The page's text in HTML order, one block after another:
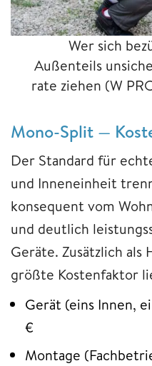
Wer sich
Außenteils
rate ziehen (W
Mono-Split —
Der Standard für
und Inneneinheit
konsequent vom
und deutlich
Geräte. Zusätzlich als
größte Kostenfaktor
Gerät (eins Innen,
€
Montage